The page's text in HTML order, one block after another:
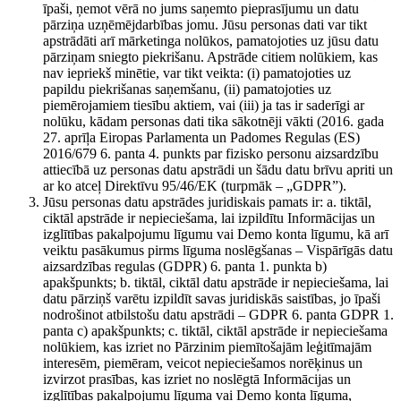
īpaši, ņemot vērā no jums saņemto pieprasījumu un datu
pārziņa uzņēmējdarbības jomu. Jūsu personas dati var tikt
apstrādāti arī mārketinga nolūkos, pamatojoties uz jūsu datu
pārziņam sniegto piekrišanu. Apstrāde citiem nolūkiem, kas
nav iepriekš minētie, var tikt veikta: (i) pamatojoties uz
papildu piekrišanas saņemšanu, (ii) pamatojoties uz
piemērojamiem tiesību aktiem, vai (iii) ja tas ir saderīgi ar
nolūku, kādam personas dati tika sākotnēji vākti (2016. gada
27. aprīļa Eiropas Parlamenta un Padomes Regulas (ES)
2016/679 6. panta 4. punkts par fizisko personu aizsardzību
attiecībā uz personas datu apstrādi un šādu datu brīvu apriti un
ar ko atceļ Direktīvu 95/46/EK (turpmāk – „GDPR”).
Jūsu personas datu apstrādes juridiskais pamats ir: a. tiktāl,
ciktāl apstrāde ir nepieciešama, lai izpildītu Informācijas un
izglītības pakalpojumu līgumu vai Demo konta līgumu, kā arī
veiktu pasākumus pirms līguma noslēgšanas – Vispārīgās datu
aizsardzības regulas (GDPR) 6. panta 1. punkta b)
apakšpunkts; b. tiktāl, ciktāl datu apstrāde ir nepieciešama, lai
datu pārziņš varētu izpildīt savas juridiskās saistības, jo īpaši
nodrošinot atbilstošu datu apstrādi – GDPR 6. panta GDPR 1.
panta c) apakšpunkts; c. tiktāl, ciktāl apstrāde ir nepieciešama
nolūkiem, kas izriet no Pārzinim piemītošajām leģitīmajām
interesēm, piemēram, veicot nepieciešamos norēķinus un
izvirzot prasības, kas izriet no noslēgtā Informācijas un
izglītības pakalpojumu līguma vai Demo konta līguma,